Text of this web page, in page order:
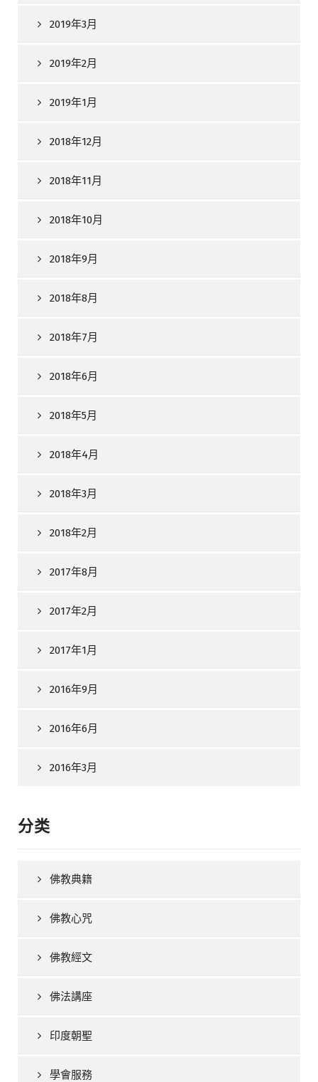
2019年3月
2019年2月
2019年1月
2018年12月
2018年11月
2018年10月
2018年9月
2018年8月
2018年7月
2018年6月
2018年5月
2018年4月
2018年3月
2018年2月
2017年8月
2017年2月
2017年1月
2016年9月
2016年6月
2016年3月
分类
佛教典籍
佛教心咒
佛教經文
佛法講座
印度朝聖
學會服務